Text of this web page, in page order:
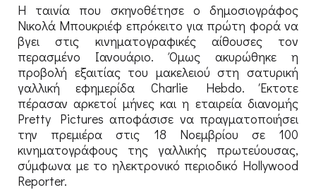
Η ταινία που σκηνοθέτησε ο δημοσιογράφος
Νικολά Μπουκριέφ επρόκειτο για πρώτη φορά να
βγει στις κινηματογραφικές αίθουσες τον
περασμένο Ιανουάριο. Όμως ακυρώθηκε η
προβολή εξαιτίας του μακελειού στη σατυρική
γαλλική εφημερίδα Charlie Hebdo. Έκτοτε
πέρασαν αρκετοί μήνες και η εταιρεία διανομής
Pretty Pictures αποφάσισε να πραγματοποιήσει
την πρεμιέρα στις 18 Νοεμβρίου σε 100
κινηματογράφους της γαλλικής πρωτεύουσας,
σύμφωνα με το ηλεκτρονικό περιοδικό Hollywood
Reporter.